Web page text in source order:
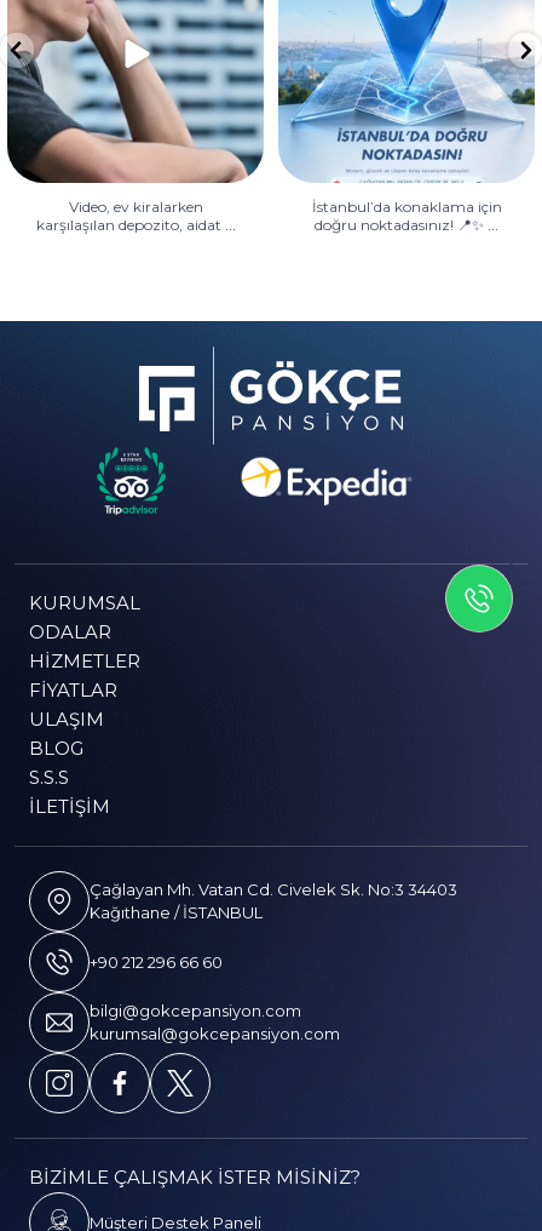
İLETİSİME GEÇİN
Video, ev kiralarken
karşılaşılan depozito, aidat
İstanbul’da konaklama için
doğru noktadasınız! 📍✨
KURUMSAL
ODALAR
HIZMETLER
FIYATLAR
ULAŞIM
BLOG
S.S.S
İLETIŞIM
Çağlayan Mh. Vatan Cd. Civelek Sk. No:3 34403
Kağıthane / İSTANBUL
+90 212 296 66 60
bilgi@gokcepansiyon.com
kurumsal@gokcepansiyon.com
Müşteri Destek Paneli
BİZİMLE ÇALIŞMAK İSTER MİSİNİZ?